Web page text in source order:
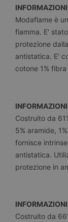
Modaflame è
fiamma. E'
protezione
antistatica. E'
cotone 1%
Costruito da
5% aramide,
fornisce
antistatica.
protezione in
Costruito da